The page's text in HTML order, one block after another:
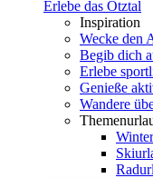
Erlebe das Ötztal
Inspiration
Wecke den
Begib dich
Erlebe
Genieße
Wandere